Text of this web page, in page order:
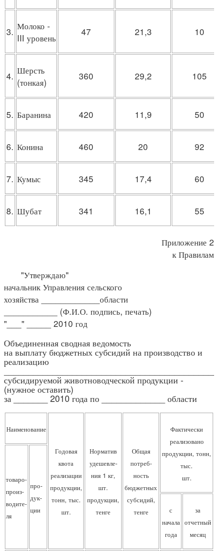
3. Молоко -
III уровень
47 21,3 10
4. Шерсть
(тонкая)
360 29,2 105
5. Баранина 420 11,9 50
6. Конина 460 20 92
7. Кумыс 345 17,4 60
8. Шубат 341 16,1 55
Приложение 2
к Правилам
"Утверждаю"
начальник Управления сельского
хозяйства ____________области
___________ (Ф.И.О. подпись, печать)
"___" _____ 2010 год
Объединенная сводная ведомость
на выплату бюджетных субсидий на производство и
реализацию
субсидируемой животноводческой продукции -
(нужное оставить)
за _______ 2010 года по _____________ области
Наименование
Годовая
квота
реализации
продукции,
тонн, тыс.
шт.
Норматив
удешевле-
ния 1 кг,
шт.
продукции,
тенге
Общая
потреб-
ность
бюджетных
субсидий,
тенге
Фактически
реализовано
продукции, тонн,
тыс.
шт.
товаро-
произ-
водите-
ля
про-
дук-
ции
с
начала
года
за
отчетный
месяц